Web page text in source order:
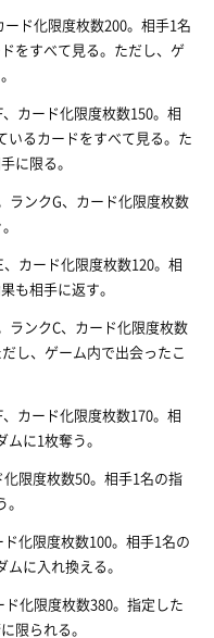
ード化限度枚数200。相手1名
をすべて見る。ただし、ゲ
カード化限度枚数150。相
いるカードをすべて見る。た
に限る。
ランクG、カード化限度枚数
カード化限度枚数120。相
も相手に返す。
ランクC、カード化限度枚数
し、ゲーム内で出会ったこ
カード化限度枚数170。相
に1枚奪う。
限度枚数50。相手1名の指
化限度枚数100。相手1名の
に入れ換える。
化限度枚数380。指定した
限られる。